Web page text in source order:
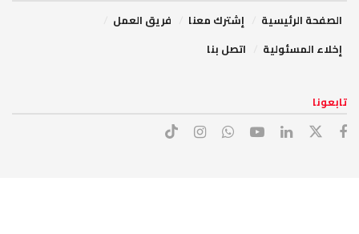
الصفحة الرئيسية
إشترك معنا
فريق العمل
إخلاء المسئولية
اتصل بنا
تابعونا